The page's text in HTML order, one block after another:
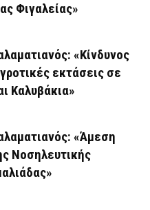
Φιγαλείας»
«Κίνδυνος
εκτάσεις σε
Καλυβάκια»
«Άμεση
Νοσηλευτικής